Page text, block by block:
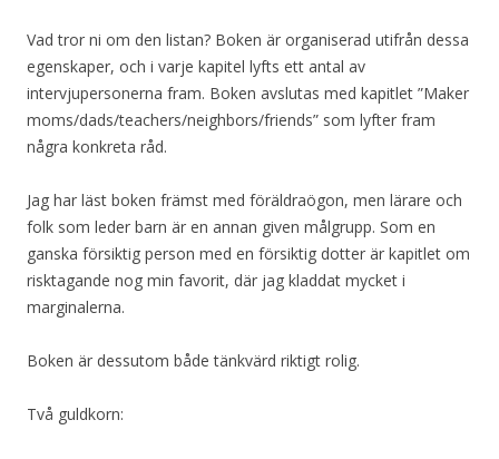
Vad tror ni om den listan? Boken är organiserad utifrån dessa
egenskaper, och i varje kapitel lyfts ett antal av
intervjupersonerna fram. Boken avslutas med kapitlet ”Maker
moms/dads/teachers/neighbors/friends” som lyfter fram
några konkreta råd.
Jag har läst boken främst med föräldraögon, men lärare och
folk som leder barn är en annan given målgrupp. Som en
ganska försiktig person med en försiktig dotter är kapitlet om
risktagande nog min favorit, där jag kladdat mycket i
marginalerna.
Boken är dessutom både tänkvärd riktigt rolig.
Två guldkorn: